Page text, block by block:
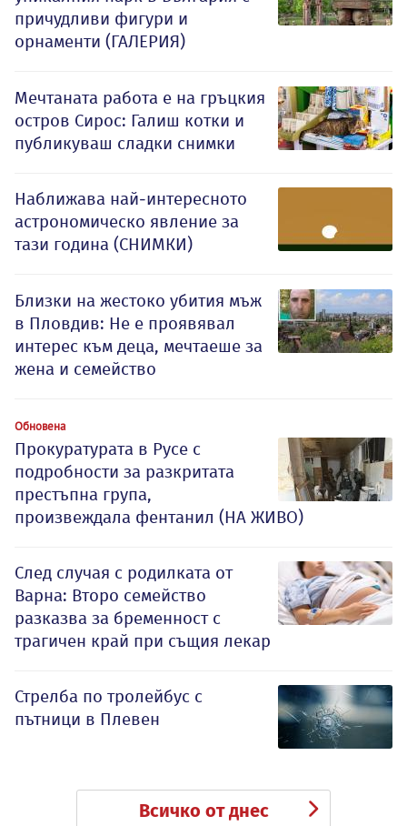
причудливи фигури и
орнаменти (ГАЛЕРИЯ)
Мечтаната работа е на гръцкия
остров Сирос: Галиш котки и
публикуваш сладки снимки
Наближава най-интересното
астрономическо явление за
тази година (СНИМКИ)
Близки на жестоко убития мъж
в Пловдив: Не е проявявал
интерес към деца, мечтаеше за
жена и семейство
Обновена
Прокуратурата в Русе с
подробности за разкритата
престъпна група,
произвеждала фентанил (НА ЖИВО)
След случая с родилката от
Варна: Второ семейство
разказва за бременност с
трагичен край при същия лекар
Стрелба по тролейбус с
пътници в Плевен
Всичко от днес